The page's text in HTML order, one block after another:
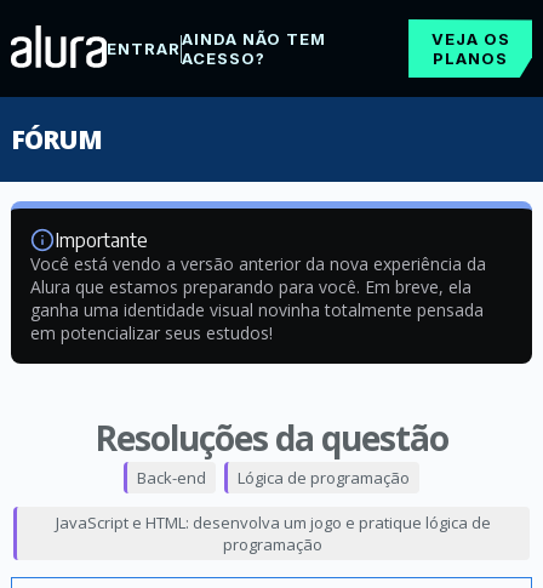
ENTRARAINDA NÃO TEM
ACESSO?
VEJA OS
PLANOS
FÓRUM
Importante
Você está vendo a versão anterior da nova experiência da
Alura que estamos preparando para você. Em breve, ela
ganha uma identidade visual novinha totalmente pensada
em potencializar seus estudos!
Resoluções da questão
Back-end Lógica de programação
JavaScript e HTML: desenvolva um jogo e pratique lógica de
programação